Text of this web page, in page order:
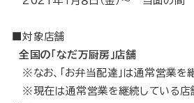
■対象店舗
全国の「なだ万厨房」店舗
※なお、「お弁当配達」は通常営業を
※現在は通常営業を継続している店